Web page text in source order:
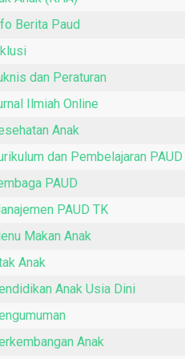
Berita Paud
dan Peraturan
Ilmiah Online
Anak
dan Pembelajaran PAUD
PAUD
PAUD TK
Makan Anak
Anak
Anak Usia Dini
Anak